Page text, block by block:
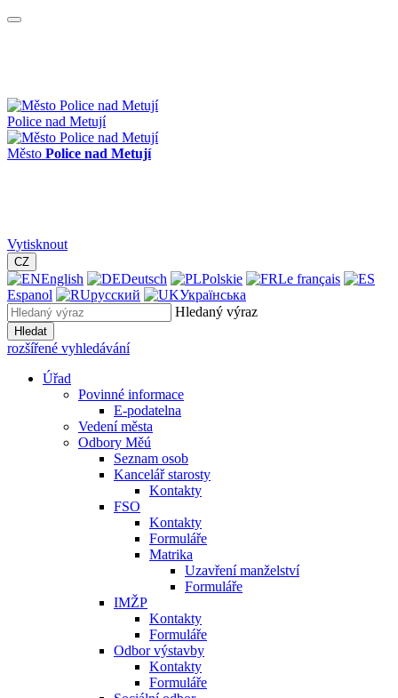
Police nad Metují
Město Police nad Metují
Vytisknout
CZ
English Deutsch Polskie
Le français
Espanol
русский
Українська
Hledaný výraz
Hledat
rozšířené vyhledávání
Úřad
Povinné informace
E-podatelna
Vedení města
Odbory Měú
Seznam osob
Kancelář starosty
Kontakty
FSO
Kontakty
Formuláře
Matrika
Uzavření manželství
Formuláře
IMŽP
Kontakty
Formuláře
Odbor výstavby
Kontakty
Formuláře